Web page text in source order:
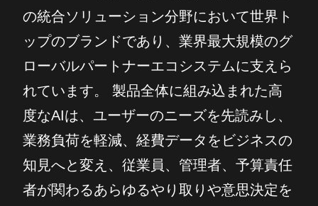
の統合ソリューション分野において世界ト
ップのブランドであり、業界最大規模のグ
ローバルパートナーエコシステムに支えら
れています。 製品全体に組み込まれた高
度なAIは、ユーザーのニーズを先読みし、
業務負荷を軽減、経費データをビジネスの
知見へと変え、従業員、管理者、予算責任
者が関わるあらゆるやり取りや意思決定を